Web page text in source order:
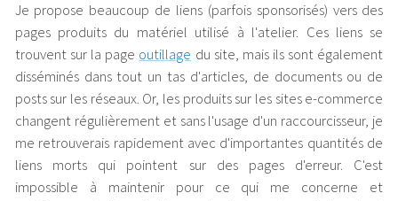
Je propose beaucoup de liens (parfois sponsorisés) vers des
pages produits du matériel utilisé à l'atelier. Ces liens se
trouvent sur la page outillage du site, mais ils sont également
disséminés dans tout un tas d'articles, de documents ou de
posts sur les réseaux. Or, les produits sur les sites e-commerce
changent régulièrement et sans l'usage d'un raccourcisseur, je
me retrouverais rapidement avec d'importantes quantités de
liens morts qui pointent sur des pages d'erreur. C'est
impossible à maintenir pour ce qui me concerne et